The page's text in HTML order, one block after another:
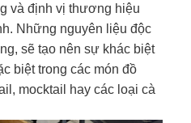
và định vị thương hiệu
Những nguyên liệu độc
sẽ tạo nên sự khác biệt
biệt trong các món đồ
mocktail hay các loại cà